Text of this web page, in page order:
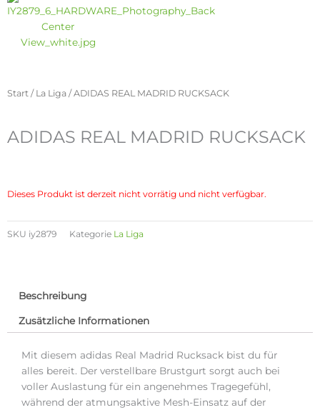
Start / La Liga / ADIDAS REAL MADRID RUCKSACK
ADIDAS REAL MADRID RUCKSACK
Dieses Produkt ist derzeit nicht vorrätig und nicht verfügbar.
SKU iy2879 Kategorie La Liga
Beschreibung
Zusätzliche Informationen
Mit diesem adidas Real Madrid Rucksack bist du für
alles bereit. Der verstellbare Brustgurt sorgt auch bei
voller Auslastung für ein angenehmes Tragegefühl,
während der atmungsaktive Mesh-Einsatz auf der